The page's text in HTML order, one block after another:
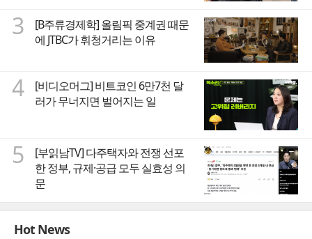
3
[B주류경제학] 올림픽 중계권 때문
에 JTBC가 휘청거리는 이유
4
[비디오머그] 비트코인 6만7천 달
러가 무너지면 벌어지는 일
5
[부읽남TV] 다주택자와 전쟁 선포
한 정부, 규제·공급 모두 실효성 의
문
Hot News